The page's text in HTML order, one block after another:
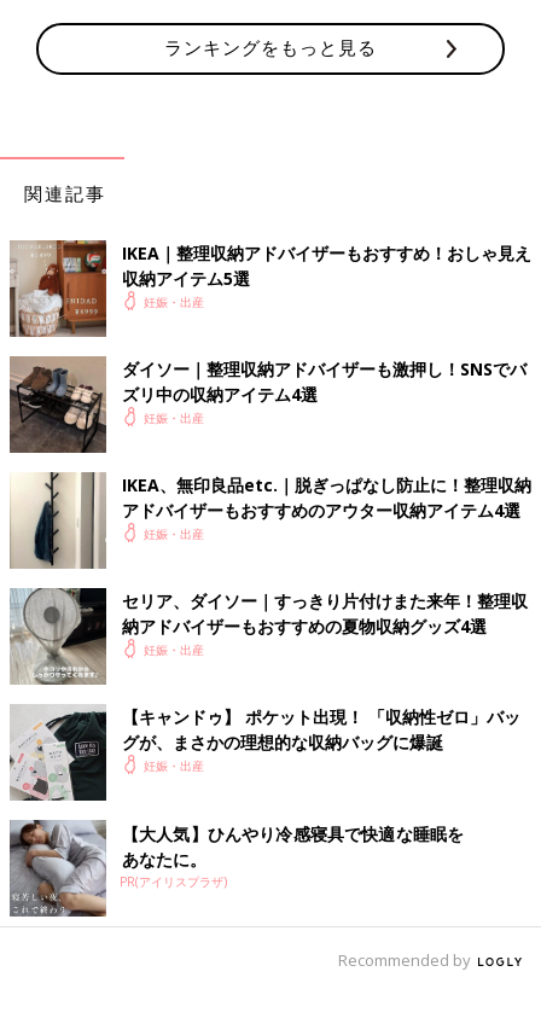
ランキングをもっと見る
関連記事
IKEA｜整理収納アドバイザーもおすすめ！おしゃ見え
収納アイテム5選
妊娠・出産
ダイソー｜整理収納アドバイザーも激押し！SNSでバ
ズリ中の収納アイテム4選
妊娠・出産
IKEA、無印良品etc.｜脱ぎっぱなし防止に！整理収納
アドバイザーもおすすめのアウター収納アイテム4選
妊娠・出産
セリア、ダイソー｜すっきり片付けまた来年！整理収
納アドバイザーもおすすめの夏物収納グッズ4選
妊娠・出産
【キャンドゥ】 ポケット出現！ 「収納性ゼロ」バッ
グが、まさかの理想的な収納バッグに爆誕
妊娠・出産
【大人気】ひんやり冷感寝具で快適な睡眠を
あなたに。
PR(アイリスプラザ)
Recommended by